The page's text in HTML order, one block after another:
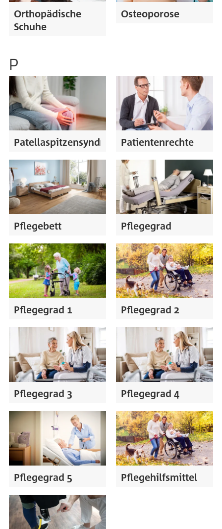
Orthopädische
Schuhe
Osteoporose
P
Patellaspitzensyndrom Patientenrechte
Pflegebett Pflegegrad
Pflegegrad 1 Pflegegrad 2
Pflegegrad 3 Pflegegrad 4
Pflegegrad 5 Pflegehilfsmittel